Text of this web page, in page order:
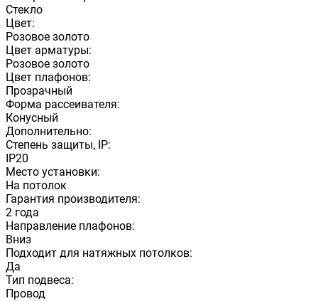
Стекло
Цвет:
Розовое золото
Цвет арматуры:
Розовое золото
Цвет плафонов:
Прозрачный
Форма рассеивателя:
Конусный
Дополнительно:
Степень защиты, IP:
IP20
Место установки:
На потолок
Гарантия производителя:
2 года
Направление плафонов:
Вниз
Подходит для натяжных потолков:
Да
Тип подвеса:
Провод